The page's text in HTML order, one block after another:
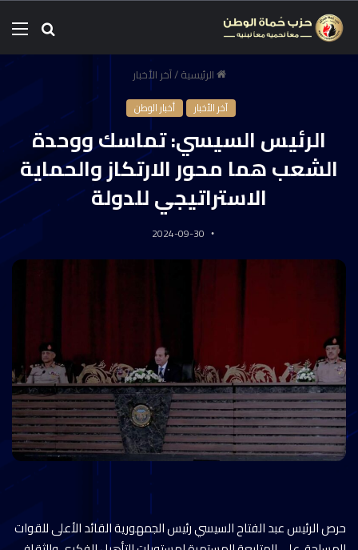
الرئيسية/آخر الأخبار
آخر الأخبار أخبار الوطن
الرئيس السيسي: تماسك ووحدة
الشعب هما محور الارتكاز والحماية
الاستراتيجي للدولة
2024-09-30
حرص الرئيس عبد الفتاح السيسي رئيس الجمهورية القائد الأعلى للقوات